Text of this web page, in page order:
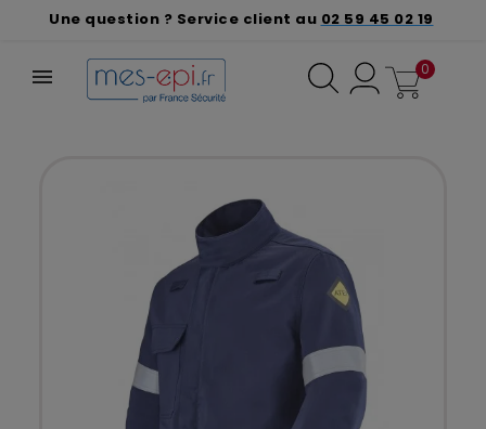
Une question ? Service client au 02 59 45 02 19
0